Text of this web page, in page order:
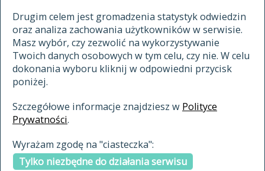
Drugim celem jest gromadzenia statystyk odwiedzin
oraz analiza zachowania użytkowników w serwisie.
Masz wybór, czy zezwolić na wykorzystywanie
Twoich danych osobowych w tym celu, czy nie. W celu
dokonania wyboru kliknij w odpowiedni przycisk
poniżej.
Szczegółowe informacje znajdziesz w Polityce
Prywatności.
Wyrażam zgodę na "ciasteczka":
Tylko niezbędne do działania serwisu
materiały archiwalne
cytowanie
kontakt
indeksie